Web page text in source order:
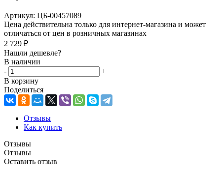
Артикул: ЦБ-00457089
Цена действительна только для интернет-магазина и может
отличаться от цен в розничных магазинах
2 729 ₽
Нашли дешевле?
В наличии
-
+
В корзину
Поделиться
Отзывы
Как купить
Отзывы
Отзывы
Оставить отзыв